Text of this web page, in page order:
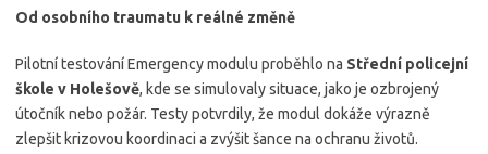
Od osobního traumatu k reálné změně
Pilotní testování Emergency modulu proběhlo na Střední policejní
škole v Holešově, kde se simulovaly situace, jako je ozbrojený
útočník nebo požár. Testy potvrdily, že modul dokáže výrazně
zlepšit krizovou koordinaci a zvýšit šance na ochranu životů.